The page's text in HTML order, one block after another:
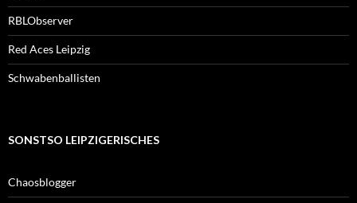
RBLObserver
Red Aces Leipzig
Schwabenballisten
SONSTSO LEIPZIGERISCHES
Chaosblogger